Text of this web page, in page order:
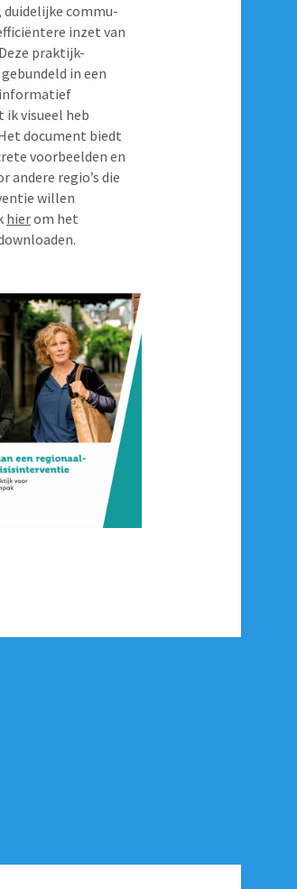
commu-
inzet van
praktijk-
in een
ik visueel heb
document biedt
voorbeelden en
andere regio’s die
willen
hierom het